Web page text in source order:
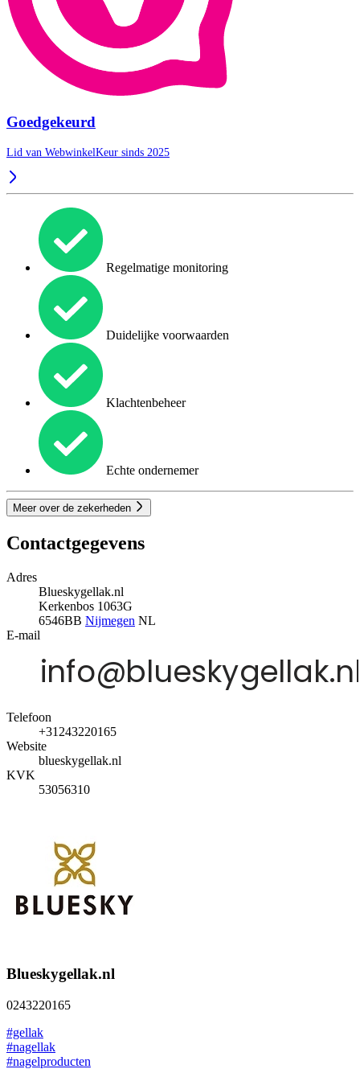
Goedgekeurd
Lid van WebwinkelKeur sinds 2025
Regelmatige monitoring
Duidelijke voorwaarden
Klachtenbeheer
Echte ondernemer
Meer over de zekerheden
Contactgegevens
Adres
Blueskygellak.nl
Kerkenbos 1063G
6546BB Nijmegen NL
E-mail
Telefoon
+31243220165
Website
blueskygellak.nl
KVK
53056310
Blueskygellak.nl
0243220165
#gellak
#nagellak
#nagelproducten